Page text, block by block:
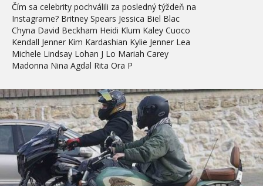
Čím sa celebrity pochválili za posledný týždeň na
Instagrame? Britney Spears Jessica Biel Blac
Chyna David Beckham Heidi Klum Kaley Cuoco
Kendall Jenner Kim Kardashian Kylie Jenner Lea
Michele Lindsay Lohan J Lo Mariah Carey
Madonna Nina Agdal Rita Ora P